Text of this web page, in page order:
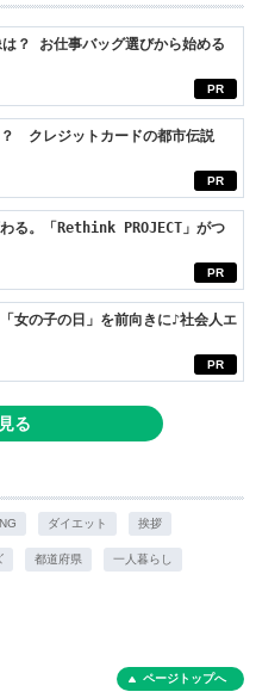
PR
？ お仕事バッグ選びから始める
PR
クレジットカードの都市伝説
PR
る。「Rethink PROJECT」がつ
PR
女の子の日」を前向きに♪社会人エ
る
NG ダイエット 挨拶
都道府県 一人暮らし
ページトップへ